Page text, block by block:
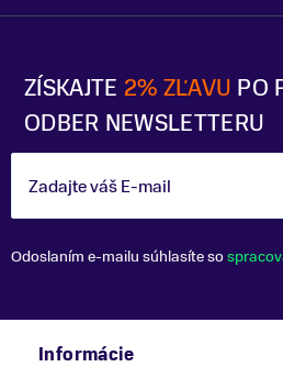
ZÍSKAJTE 2% ZĽAVU PO
ODBER NEWSLETTERU
Zadajte váš E-mail
Odoslaním e-mailu súhlasíte so
Informácie